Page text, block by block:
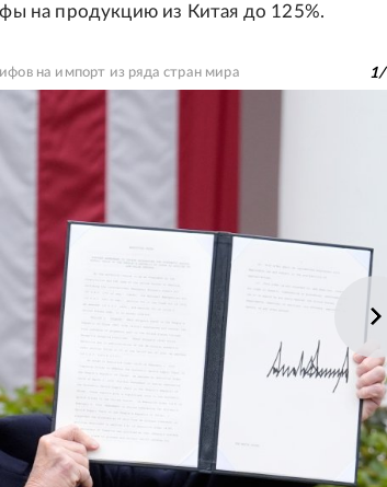
на продукцию из Китая до 125%.
на импорт из ряда стран мира 1/